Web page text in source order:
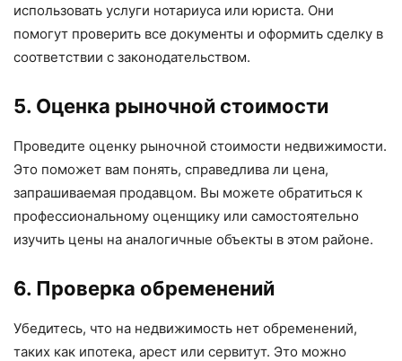
использовать услуги нотариуса или юриста. Они
помогут проверить все документы и оформить сделку в
соответствии с законодательством.
5. Оценка рыночной стоимости
Проведите оценку рыночной стоимости недвижимости.
Это поможет вам понять, справедлива ли цена,
запрашиваемая продавцом. Вы можете обратиться к
профессиональному оценщику или самостоятельно
изучить цены на аналогичные объекты в этом районе.
6. Проверка обременений
Убедитесь, что на недвижимость нет обременений,
таких как ипотека, арест или сервитут. Это можно